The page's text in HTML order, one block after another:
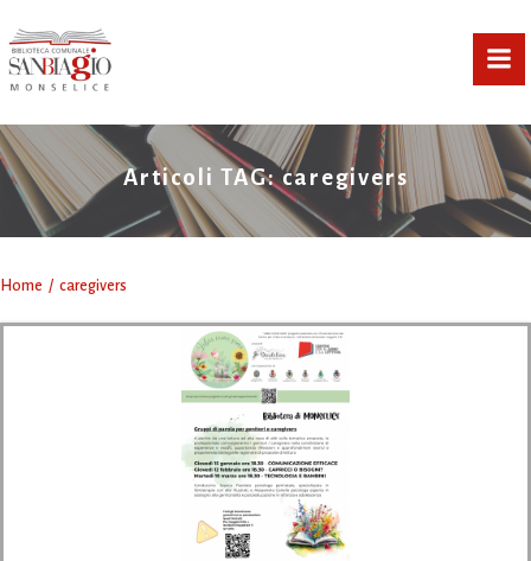
Articoli TAG: caregivers
Home caregivers